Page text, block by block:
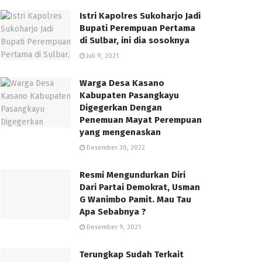
Istri Kapolres Sukoharjo Jadi
Bupati Perempuan Pertama
di Sulbar, ini dia sosoknya
Juli 9, 2021
Warga Desa Kasano
Kabupaten Pasangkayu
Digegerkan Dengan
Penemuan Mayat Perempuan
yang mengenaskan
Desember 30, 2022
Resmi Mengundurkan Diri
Dari Partai Demokrat, Usman
G Wanimbo Pamit. Mau Tau
Apa Sebabnya ?
Desember 9, 2021
Terungkap Sudah Terkait